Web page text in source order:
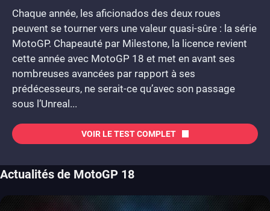
Chaque année, les aficionados des deux roues
peuvent se tourner vers une valeur quasi-sûre : la série
MotoGP. Chapeauté par Milestone, la licence revient
cette année avec MotoGP 18 et met en avant ses
nombreuses avancées par rapport à ses
prédécesseurs, ne serait-ce qu’avec son passage
sous l’Unreal...
VOIR LE TEST COMPLET
Actualités de MotoGP 18